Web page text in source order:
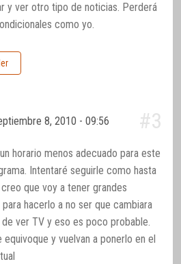
y ver otro tipo de noticias. Perderá
como yo.
8, 2010 - 09:56 #3
horario menos adecuado para este
Intentaré seguirle como hasta
que voy a tener grandes
hacerlo a no ser que cambiara
ver TV y eso es poco probable.
equivoque y vuelvan a ponerlo en el